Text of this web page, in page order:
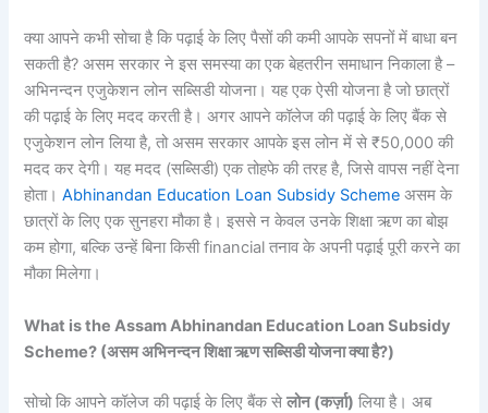
क्या आपने कभी सोचा है कि पढ़ाई के लिए पैसों की कमी आपके सपनों में बाधा बन
सकती है? असम सरकार ने इस समस्या का एक बेहतरीन समाधान निकाला है –
अभिनन्दन एजुकेशन लोन सब्सिडी योजना। यह एक ऐसी योजना है जो छात्रों
की पढ़ाई के लिए मदद करती है। अगर आपने कॉलेज की पढ़ाई के लिए बैंक से
एजुकेशन लोन लिया है, तो असम सरकार आपके इस लोन में से ₹50,000 की
मदद कर देगी। यह मदद (सब्सिडी) एक तोहफे की तरह है, जिसे वापस नहीं देना
होता।Abhinandan Education Loan Subsidy Scheme असम के
छात्रों के लिए एक सुनहरा मौका है। इससे न केवल उनके शिक्षा ऋण का बोझ
कम होगा, बल्कि उन्हें बिना किसी financial तनाव के अपनी पढ़ाई पूरी करने का
मौका मिलेगा।
What is the Assam Abhinandan Education Loan Subsidy
Scheme? (असम अभिनन्दन शिक्षा ऋण सब्सिडी योजना क्या है?)
सोचो कि आपने कॉलेज की पढ़ाई के लिए बैंक सेलोन (कर्ज़ा) लिया है। अब